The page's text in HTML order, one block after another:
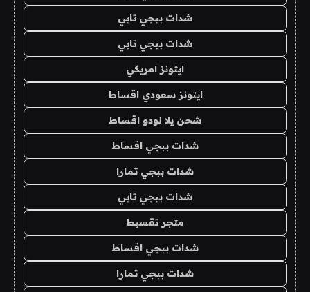
شدات ببجي تابي
شدات ببجي تابي
ايتونز امريكي
ايتونز سعودي اقساط
شحن يلا لودو اقساط
شدات ببجي اقساط
شدات ببجي تمارا
شدات ببجي تابي
متجر تقسيط
شدات ببجي اقساط
شدات ببجي تمارا